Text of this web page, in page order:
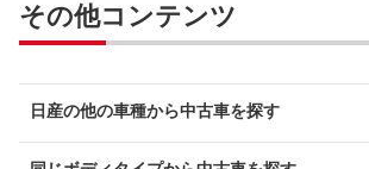
その他コンテンツ
日産の他の車種から中古車を探す